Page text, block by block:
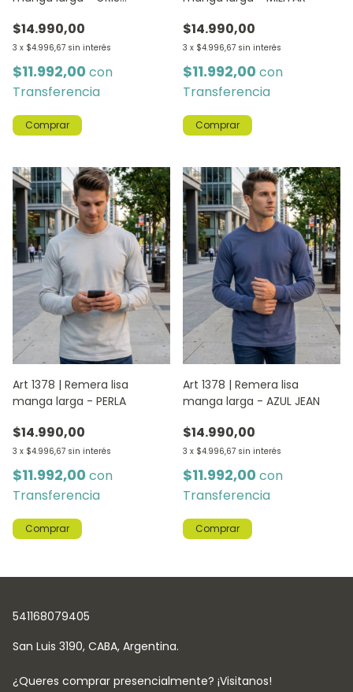
$14.990,00
3 x $4.996,67 sin interés
$11.992,00 con
Transferencia
Comprar
$14.990,00
3 x $4.996,67 sin interés
$11.992,00 con
Transferencia
Comprar
Art 1378 | Remera lisa
manga larga - PERLA
$14.990,00
3 x $4.996,67 sin interés
$11.992,00 con
Transferencia
Comprar
Art 1378 | Remera lisa
manga larga - AZUL JEAN
$14.990,00
3 x $4.996,67 sin interés
$11.992,00 con
Transferencia
Comprar
541168079405